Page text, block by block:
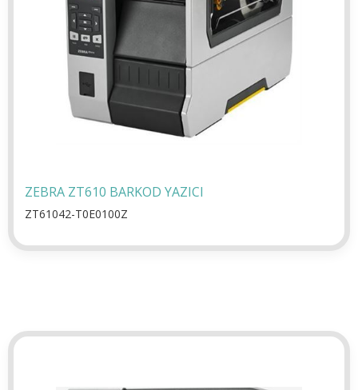
ZEBRA ZT610 BARKOD YAZICI
ZT61042-T0E0100Z